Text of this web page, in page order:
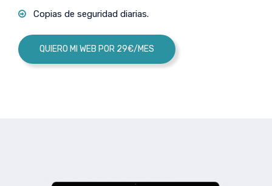
Copias de seguridad diarias.
QUIERO MI WEB POR 29€/MES